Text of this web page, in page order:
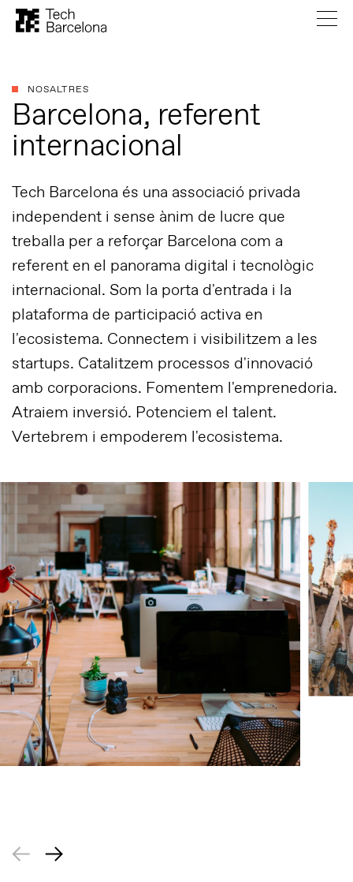
NOSALTRES
Barcelona, referent
internacional
Tech Barcelona és una associació privada
independent i sense ànim de lucre que
treballa per a reforçar Barcelona com a
referent en el panorama digital i tecnològic
internacional. Som la porta d'entrada i la
plataforma de participació activa en
l'ecosistema. Connectem i visibilitzem a les
startups. Catalitzem processos d'innovació
amb corporacions. Fomentem l'emprenedoria.
Atraiem inversió. Potenciem el talent.
Vertebrem i empoderem l'ecosistema.